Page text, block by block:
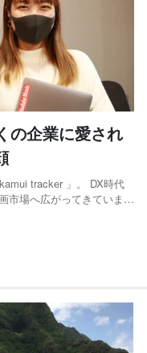
の企業に愛され
tracker 」。 DX時代
市場へ広がってきていま
増えてきている状況で